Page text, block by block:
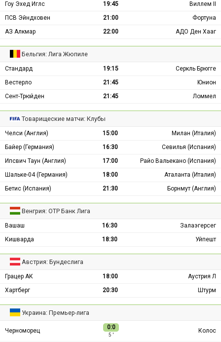
Гоу Эхед Иглс 19:45
Виллем II
ПСВ Эйндховен
21:00
Фортуна
АЗ Алкмар
22:00 АДО Ден Хааг
Бельгия: Лига Жюпиле
Стандард 19:15
Серкль Брюгге
Вестерло
21:45
Юнион
Сент-Трюйден
21:45 Ломмел
Товарищеские матчи: Клубы
Челси (Англия) 15:00
Милан (Италия)
Байер (Германия)
16:30
Севилья (Испания)
Ипсвич Таун (Англия)
17:00
Райо Вальекано (Испания)
Шальке-04 (Германия)
18:00
Аталанта (Италия)
Бетис (Испания)
21:30 Борнмут (Англия)
Венгрия: ОТР Банк Лига
Вашаш 16:30
Залаэгерсег
Кишварда
18:30 Уйпешт
Австрия: Бундеслига
Грацер АК 18:00
Аустрия Л
Хартберг
20:30 Штурм
Украина: Премьер-лига
Черноморец 0:0
5 ′
Колос